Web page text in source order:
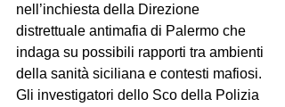
nell’inchiesta della Direzione
distrettuale antimafia di Palermo che
indaga su possibili rapporti tra ambienti
della sanità siciliana e contesti mafiosi.
Gli investigatori dello Sco della Polizia